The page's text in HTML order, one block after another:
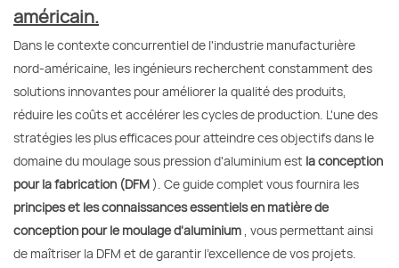
américain.
Dans le contexte concurrentiel de l'industrie manufacturière
nord-américaine, les ingénieurs recherchent constamment des
solutions innovantes pour améliorer la qualité des produits,
réduire les coûts et accélérer les cycles de production. L'une des
stratégies les plus efficaces pour atteindre ces objectifs dans le
domaine du moulage sous pression d'aluminium est la conception
pour la fabrication (DFM ). Ce guide complet vous fournira les
principes et les connaissances essentiels en matière de
conception pour le moulage d'aluminium, vous permettant ainsi
de maîtriser la DFM et de garantir l'excellence de vos projets.